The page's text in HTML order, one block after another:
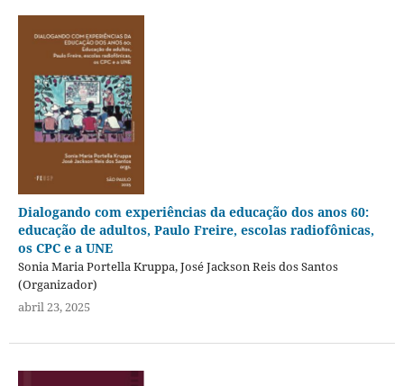
Dialogando com experiências da educação dos anos 60:
educação de adultos, Paulo Freire, escolas radiofônicas,
os CPC e a UNE
Sonia Maria Portella Kruppa, José Jackson Reis dos Santos
(Organizador)
abril 23, 2025